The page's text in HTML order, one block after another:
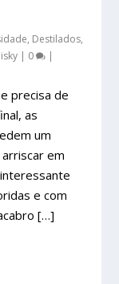
, Destilados,
| 0 |
precisa de
as
um
em
e com
[…]